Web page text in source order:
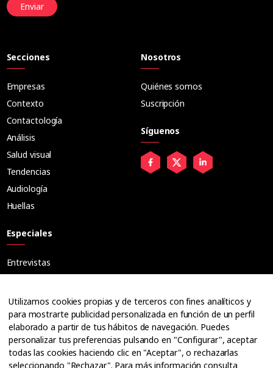
Enviar
Secciones
Empresas
Contexto
Contactología
Análisis
Salud visual
Tendencias
Audiología
Huellas
Especiales
Entrevistas
Ópticos
Cuadernos
Guías
Dossier
Anuarios
Nosotros
Quiénes somos
Suscripción
Síguenos
Utilizamos cookies propias y de terceros con fines analíticos y
para mostrarte publicidad personalizada en función de un perfil
elaborado a partir de tus hábitos de navegación. Puedes
personalizar tus preferencias pulsando en "Configurar", aceptar
todas las cookies haciendo clic en "Aceptar", o rechazarlas
seleccionando "Rechazar". Para más información consulta